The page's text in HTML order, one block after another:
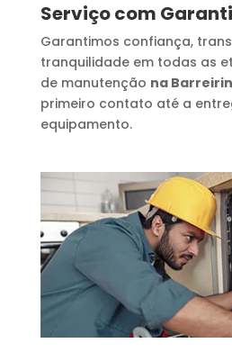
Serviço com
Garantimos confiança,
tranquilidade em todas as
de manutenção na
primeiro contato até a
equipamento.